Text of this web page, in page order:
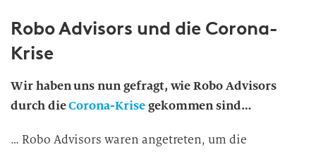
Robo Advisors und die Corona-
Krise
Wir haben uns nun gefragt, wie Robo Advisors
durch dieCorona-Krisegekommen sind…
… Robo Advisors waren angetreten, um die